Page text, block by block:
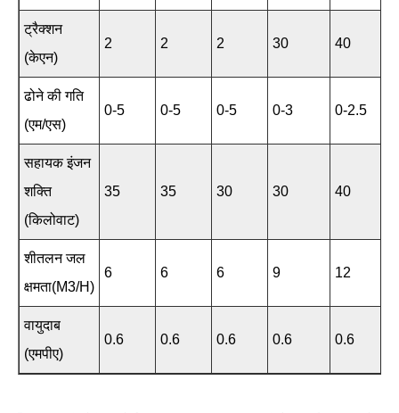
ट्रैक्शन
(केएन)
2 2 2 30 40
ढोने की गति
(एम/एस)
0-5 0-5 0-5 0-3 0-2.5
सहायक इंजन
शक्ति
(किलोवाट)
35 35 30 30 40
शीतलन जल
क्षमता(m3/h)
6 6 6 9 12
वायुदाब
(एमपीए)
0.6 0.6 0.6 0.6 0.6